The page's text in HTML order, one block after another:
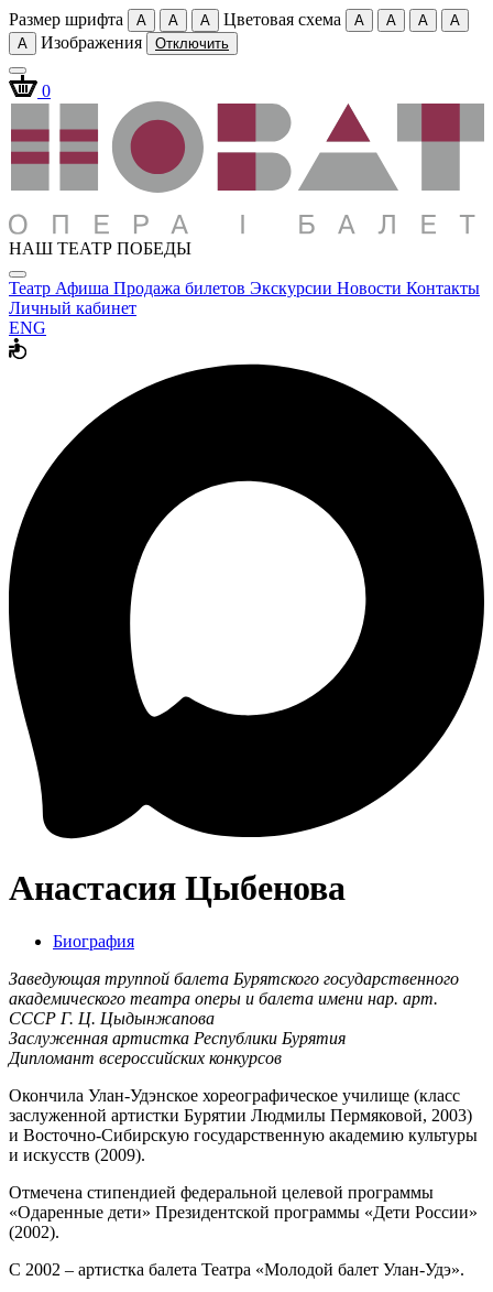
Размер шрифта A A A Цветовая схема A A A
A
A
Изображения Отключить
0
НАШ ТЕАТР ПОБЕДЫ
Театр Афиша Продажа билетов Экскурсии Новости Контакты
Личный кабинет
ENG
Анастасия Цыбенова
Биография
Заведующая труппой балета Бурятского государственного
академического театра оперы и балета имени нар. арт.
СССР Г. Ц. Цыдынжапова
Заслуженная артистка Республики Бурятия
Дипломант всероссийских конкурсов
Окончила Улан-Удэнское хореографическое училище (класс
заслуженной артистки Бурятии Людмилы Пермяковой, 2003)
и Восточно-Сибирскую государственную академию культуры
и искусств (2009).
Отмечена стипендией федеральной целевой программы
«Одаренные дети» Президентской программы «Дети России»
(2002).
С 2002 – артистка балета Театра «Молодой балет Улан-Удэ».